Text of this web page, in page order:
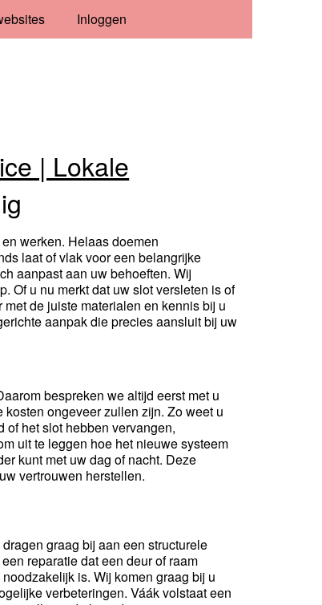
Inloggen
| Lokale
werken. Helaas doemen
laat of vlak voor een belangrijke
aanpast aan uw behoeften. Wij
Of u nu merkt dat uw slot versleten is of
de juiste materialen en kennis bij u
aanpak die precies aansluit bij uw
bespreken we altijd eerst met u
ongeveer zullen zijn. Zo weet u
of het slot hebben vervangen,
uit te leggen hoe het nieuwe systeem
kunt met uw dag of nacht. Deze
vertrouwen herstellen.
graag bij aan een structurele
reparatie dat een deur of raam
is. Wij komen graag bij u
verbeteringen. Váák volstaat een